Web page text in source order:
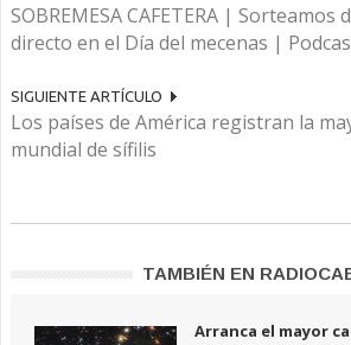
SOBREMESA CAFETERA | Sorteamos
directo en el Día del mecenas |
SIGUIENTE ARTÍCULO
Los países de América registran la
mundial de sífilis
TAMBIÉN EN
Arranca el mayor